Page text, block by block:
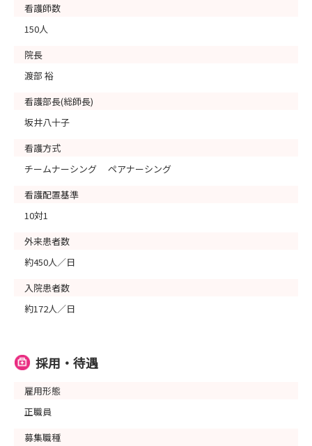
看護師数
150人
院長
渡部 裕
看護部長(総師長)
坂井八十子
看護方式
チームナーシング ペアナーシング
看護配置基準
10対1
外来患者数
約450人／日
入院患者数
約172人／日
採用・待遇
雇用形態
正職員
募集職種